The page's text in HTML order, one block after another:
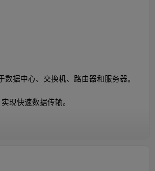
数据中心、交换机、路由器和服务器。
现快速数据传输。